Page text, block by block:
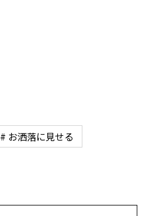
# お洒落に見せる